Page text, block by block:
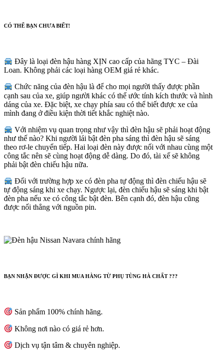
CÓ THỂ BẠN CHƯA BIẾT!
Đây là loại đèn hậu hàng XỊN cao cấp của hãng TYC – Đài
Loan. Không phải các loại hàng OEM giá rẻ khác.
Chức năng của đèn hậu là để cho mọi người thấy được phần
cạnh sau của xe, giúp người khác có thể ước tính kích thước và hình
dáng của xe. Đặc biệt, xe chạy phía sau có thể biết được xe của
mình đang ở điều kiện thời tiết khắc nghiệt nào.
Với nhiệm vụ quan trọng như vậy thì đèn hậu sẽ phải hoạt động
như thế nào? Khi người lái bật đèn pha sáng thì đèn hậu sẽ sáng
theo rơ-le chuyển tiếp. Hai loại đèn này được nối với nhau cùng một
công tắc nên sẽ cùng hoạt động dễ dàng. Do đó, tài xế sẽ không
phải bật đèn chiếu hậu nữa.
Đối với trường hợp xe có đèn pha tự động thì đèn chiếu hậu sẽ
tự động sáng khi xe chạy. Ngược lại, đèn chiếu hậu sẽ sáng khi bật
đèn pha nếu xe có công tắc bật đèn. Bên cạnh đó, đèn hậu cũng
được nối thẳng với nguồn pin.
BẠN NHẬN ĐƯỢC GÌ KHI MUA HÀNG TỪ PHỤ TÙNG HÀ CHẤT ???
Sản phẩm 100% chính hãng.
Không nơi nào có giá rẻ hơn.
Dịch vụ tận tâm & chuyên nghiệp.